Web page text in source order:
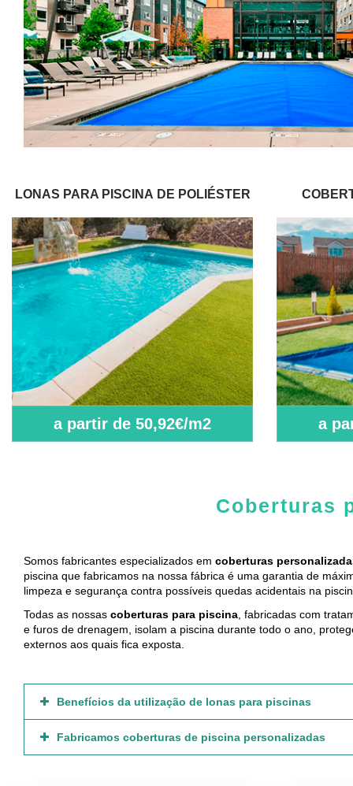
LONAS PARA PISCINA DE POLIÉSTER
a partir de 50,92€/m2 a
Coberturas
Somos fabricantes especializados em coberturas
piscina que fabricamos na nossa fábrica é uma garantia de
limpeza e segurança contra possíveis quedas acidentais na
Todas as nossas coberturas para piscina, fabricadas com
e furos de drenagem, isolam a piscina durante todo o ano,
externos aos quais fica exposta.
Benefícios da utilização de lonas para piscinas
Fabricamos coberturas de piscina personalizadas